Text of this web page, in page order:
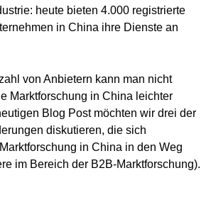
heute bieten 4.000 registrierte
in China ihre Dienste an
von Anbietern kann man nicht
Marktforschung in China leichter
Blog Post möchten wir drei der
diskutieren, die sich
in China in den Weg
im Bereich der B2B-Marktforschung).